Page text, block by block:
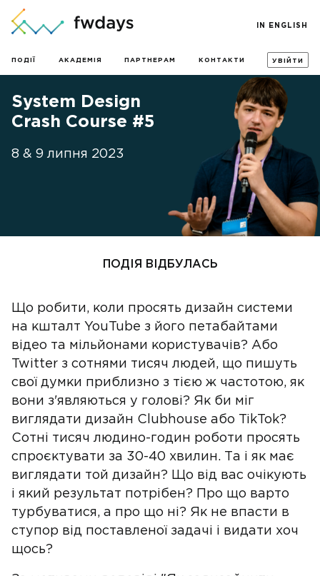
ПОДІЇ АКАДЕМІЯ ПАРТНЕРАМ КОНТАКТИ УВІЙТИ
IN ENGLISH
System Design
Crash Course #5
8 & 9 липня 2023
ПОДІЯ ВІДБУЛАСЬ
Що робити, коли просять дизайн системи
на кшталт YouTube з його петабайтами
відео та мільйонами користувачів? Або
Twitter з сотнями тисяч людей, що пишуть
свої думки приблизно з тією ж частотою, як
вони з'являються у голові? Як би міг
виглядати дизайн Clubhouse або TikTok?
Сотні тисяч людино-годин роботи просять
спроєктувати за 30-40 хвилин. Та і як має
виглядати той дизайн? Що від вас очікують
і який результат потрібен? Про що варто
турбуватися, а про що ні? Як не впасти в
ступор від поставленої задачі і видати хоч
щось?